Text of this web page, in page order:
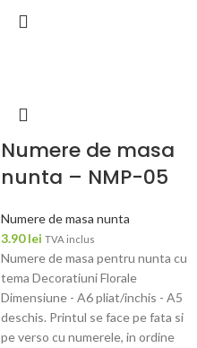
Numere de masa
nunta – NMP-05
Numere de masa nunta
3.90lei TVA inclus
Numere de masa pentru nunta cu
tema Decoratiuni Florale
Dimensiune - A6 pliat/inchis - A5
deschis. Printul se face pe fata si
pe verso cu numerele, in ordine